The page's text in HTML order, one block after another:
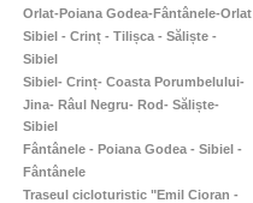
Orlat-Poiana Godea-Fântânele-Orlat
Sibiel - Crinț - Tilișca - Săliște -
Sibiel
Sibiel- Crinț- Coasta Porumbelului-
Jina- Râul Negru- Rod- Săliște-
Sibiel
Fântânele - Poiana Godea - Sibiel -
Fântânele
Traseul cicloturistic "Emil Cioran -